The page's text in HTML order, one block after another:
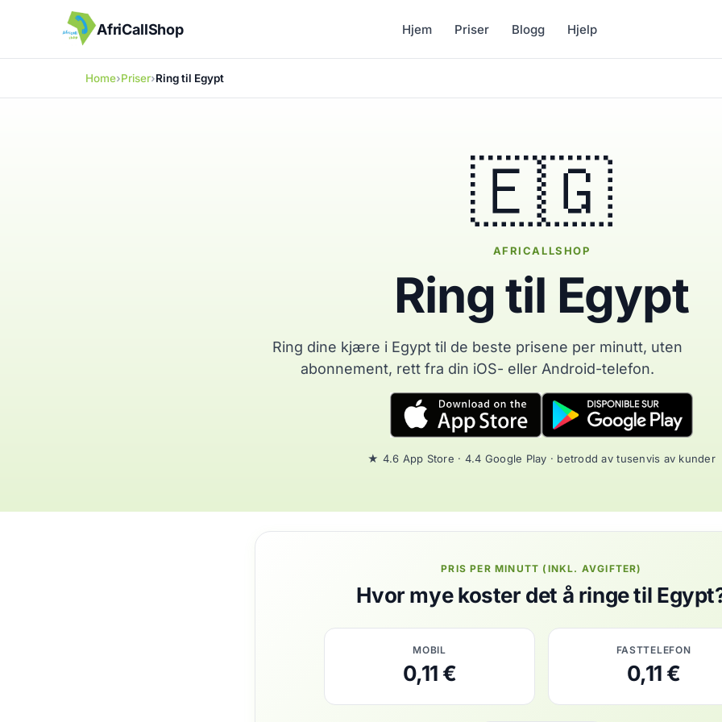
AfriCallShop Hjem Priser Blogg Hjelp
Home Priser Ring til Egypt
🇪🇬
AFRICALLSHOP
Ring til Egypt
Ring dine kjære i Egypt til de beste prisene per minutt, uten
abonnement, rett fra din iOS- eller Android-telefon.
★ 4.6 App Store · 4.4 Google Play · betrodd av tusenvis av kunder
PRIS PER MINUTT (INKL. AVGIFTER)
Hvor mye koster det å ringe til
MOBIL
0,11 €
FASTTELEFON
0,11 €